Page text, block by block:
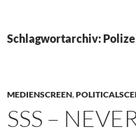
Schlagwortarchiv:
MEDIENSCREEN,
SSS –